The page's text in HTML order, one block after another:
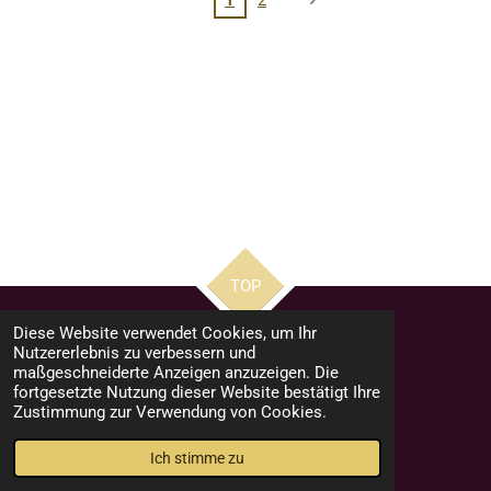
Diese Website verwendet Cookies, um Ihr
Nutzererlebnis zu verbessern und
maßgeschneiderte Anzeigen anzuzeigen. Die
fortgesetzte Nutzung dieser Website bestätigt Ihre
Zustimmung zur Verwendung von Cookies.
Ich stimme zu
TOP
Impressum
Datenschutzerklärung